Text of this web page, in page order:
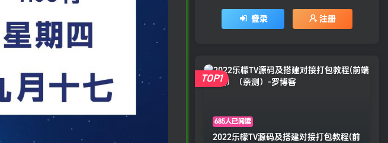
登录 注册
685人已阅读
2022乐檬TV源码及搭建对接打包教程(前
TOP1